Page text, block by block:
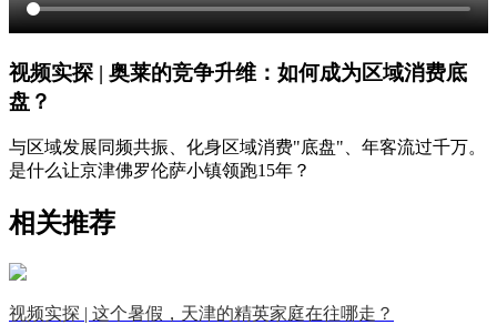
视频实探 | 奥莱的竞争升维：如何成为区域消费底
盘？
与区域发展同频共振、化身区域消费"底盘"、年客流过千万。
是什么让京津佛罗伦萨小镇领跑15年？
相关推荐
视频实探 | 这个暑假，天津的精英家庭在往哪走？